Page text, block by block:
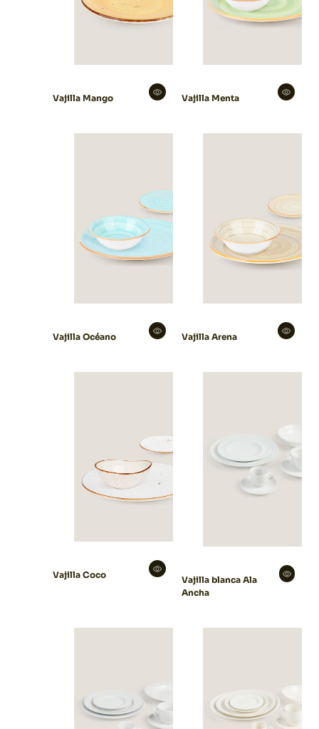
Vajilla Mango Vajilla Menta
Vajilla Océano Vajilla Arena
Vajilla Coco
Vajilla blanca Ala
Ancha